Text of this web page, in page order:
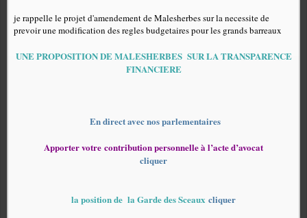
je rappelle le projet d'amendement de Malesherbes sur la necessite de
prevoir une modification des regles budgetaires pour les grands barreaux
UNE PROPOSITION DE MALESHERBES SUR LA TRANSPARENCE
FINANCIERE
En direct avec nos parlementaires
Apporter votre contribution personnelle à l’acte d’avocat
cliquer
la position de la Garde des Sceaux cliquer